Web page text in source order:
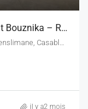
Appartement À Vendre À Oued Cherrat Bouznika – Résidence Armada – Piscine, Tennis, Terrasse
Bouznika, Pachalik de Bouznika, Province de Benslimane, Casablanca-Settat, Maroc
il y a2 mois